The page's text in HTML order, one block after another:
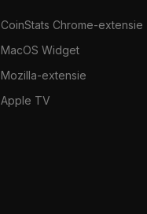
CoinStats Chrome-extensie
MacOS Widget
Mozilla-extensie
Apple TV